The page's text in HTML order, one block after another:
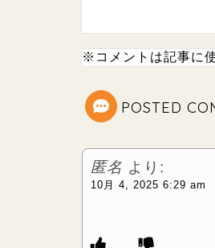
t
※コメントは記事に
POSTED
匿名 より:
10月 4, 2025 6:29 am